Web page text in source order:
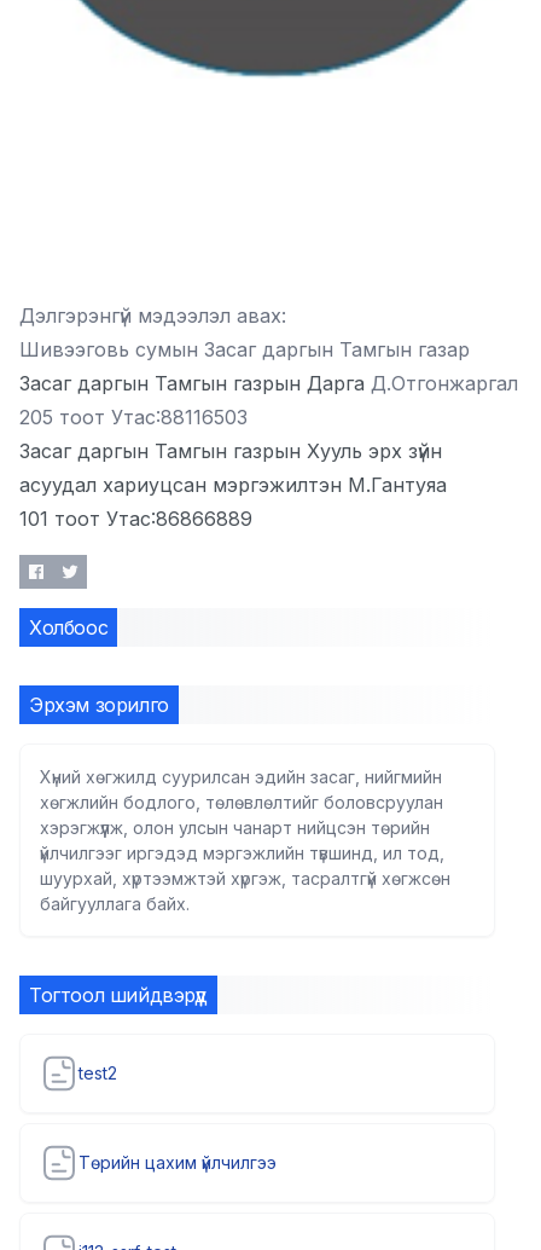
Дэлгэрэнгүй мэдээлэл авах:
Шивээговь сумын Засаг даргын Тамгын газар
Засаг даргын Тамгын газрын Дарга Д.Отгонжаргал
205 тоот Утас:88116503
Засаг даргын Тамгын газрын Хууль эрх зүйн
асуудал хариуцсан мэргэжилтэн М.Гантуяа
101 тоот Утас:86866889
Холбоос
Эрхэм зорилго
Хүний хөгжилд суурилсан эдийн засаг, нийгмийн
хөгжлийн бодлого, төлөвлөлтийг боловсруулан
хэрэгжүүлж, олон улсын чанарт нийцсэн төрийн
үйлчилгээг иргэдэд мэргэжлийн түвшинд, ил тод,
шуурхай, хүртээмжтэй хүргэж, тасралтгүй хөгжсөн
байгууллага байх.
Тогтоол шийдвэрүүд
test2
Төрийн цахим үйлчилгээ